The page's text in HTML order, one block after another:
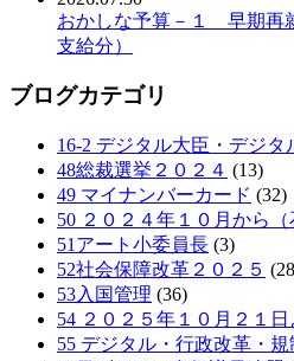
おかしな予算－１ 早期再
支給分）
ブログカテゴリ
16-2 デジタル大臣・デジタ
48総裁選挙２０２４ (13)
49 マイナンバーカード (32)
50 ２０２４年１０月から（
51アート小委員長 (3)
52社会保障改革２０２５
53入国管理 (36)
54 ２０２５年１０月２１日
55 デジタル・行政改革・